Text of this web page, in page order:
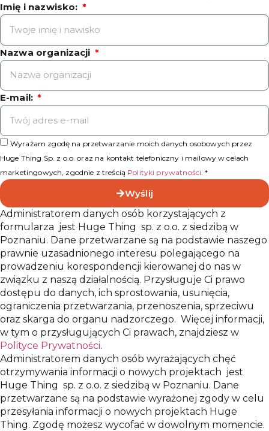
Imię i nazwisko:
Nazwa organizacji
E-mail:
Wyrażam zgodę na przetwarzanie moich danych osobowych przez
Huge Thing Sp. z o.o. oraz na kontakt telefoniczny i mailowy w celach
marketingowych, zgodnie z treścią Polityki prywatności . *
Wyślij
Administratorem danych osób korzystających z
formularza jest Huge Thing sp. z o.o. z siedzibą w
Poznaniu. Dane przetwarzane są na podstawie naszego
prawnie uzasadnionego interesu polegającego na
prowadzeniu korespondencji kierowanej do nas w
związku z naszą działalnością. Przysługuje Ci prawo
dostępu do danych, ich sprostowania, usunięcia,
ograniczenia przetwarzania, przenoszenia, sprzeciwu
oraz skarga do organu nadzorczego. Więcej informacji,
w tym o przysługujących Ci prawach, znajdziesz w
Polityce Prywatności.
Administratorem danych osób wyrażających chęć
otrzymywania informacji o nowych projektach jest
Huge Thing sp. z o.o. z siedzibą w Poznaniu. Dane
przetwarzane są na podstawie wyrażonej zgody w celu
przesyłania informacji o nowych projektach Huge
Thing. Zgodę możesz wycofać w dowolnym momencie.